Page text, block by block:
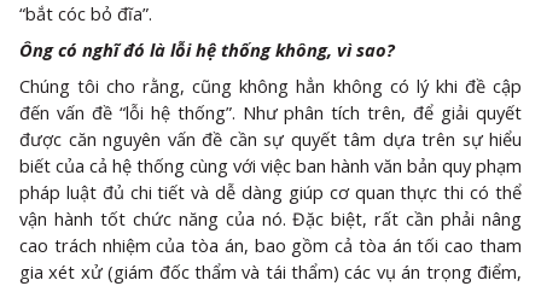
“bắt cóc bỏ đĩa”.
Ông có nghĩ đó là lỗi hệ thống không, vì sao?
Chúng tôi cho rằng, cũng không hẳn không có lý khi đề cập
đến vấn đề “lỗi hệ thống”. Như phân tích trên, để giải quyết
được căn nguyên vấn đề cần sự quyết tâm dựa trên sự hiểu
biết của cả hệ thống cùng với việc ban hành văn bản quy phạm
pháp luật đủ chi tiết và dễ dàng giúp cơ quan thực thi có thể
vận hành tốt chức năng của nó. Đặc biệt, rất cần phải nâng
cao trách nhiệm của tòa án, bao gồm cả tòa án tối cao tham
gia xét xử (giám đốc thẩm và tái thẩm) các vụ án trọng điểm,